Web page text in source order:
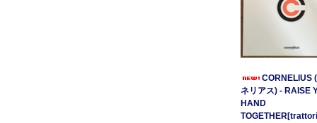
CORNELIUS
ネリアス) - RAISE
HAND